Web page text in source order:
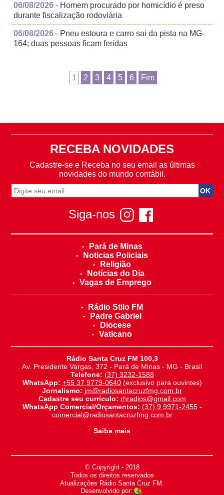
06/08/2026 - Homem procurado por homicídio é preso
durante fiscalização rodoviária
06/08/2026 - Pneu estoura e carro sai da pista na MG-
164; duas pessoas ficam feridas
1 2 3 4 5 6 Fim
RECEBA NOVIDADES
Cadastre-se e Receba no seu email as últimas
novidades do mundo contábil.
Siga-nos
Pará de Minas
Noticias Policiais
Religião
Notícias do Dia
Vagas de Emprego
Rádio Stilo FM
Padre Gabriel
Diocese
Vaticano
Rádio Santa Cruz FM 100,3
Av. Presidente Vargas, 372 - Pará de Minas - MG - Brasil
Telefone: (37) 3232-1588
WhatsApp: +55 37 9779-0640(exclusivo para ouvintes)
Jornalismo: jm@radiosantacruzfmg.com.br
Cadastre seu currículo: rhradios@gmail.com
WhatsApp Comercial/Orçamentos: (37) 9 9971-2455-
comercial@radiosantacruzfmg.com.br
Saiba mais
© Copyright - 2018
-
Todos os direitos reservados
-
Atualizações Rádio Santa Cruz FM.
Desenvolvido por: